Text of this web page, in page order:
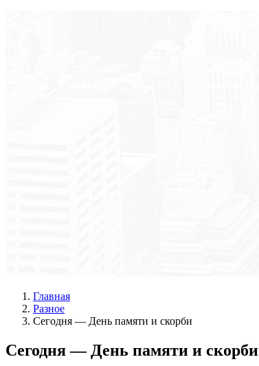
Главная
Разное
Сегодня — День памяти и скорби
Сегодня — День памяти и скорби